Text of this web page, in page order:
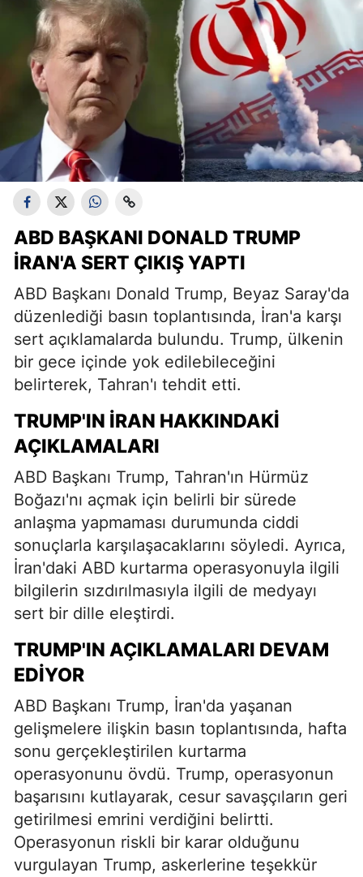
ABD BAŞKANI DONALD TRUMP
İRAN'A SERT ÇIKIŞ YAPTI
ABD Başkanı Donald Trump, Beyaz Saray'da
düzenlediği basın toplantısında, İran'a karşı
sert açıklamalarda bulundu. Trump, ülkenin
bir gece içinde yok edilebileceğini
belirterek, Tahran'ı tehdit etti.
TRUMP'IN İRAN HAKKINDAKI
AÇIKLAMALARI
ABD Başkanı Trump, Tahran'ın Hürmüz
Boğazı'nı açmak için belirli bir sürede
anlaşma yapmaması durumunda ciddi
sonuçlarla karşılaşacaklarını söyledi. Ayrıca,
İran'daki ABD kurtarma operasyonuyla ilgili
bilgilerin sızdırılmasıyla ilgili de medyayı
sert bir dille eleştirdi.
TRUMP'IN AÇIKLAMALARI DEVAM
EDIYOR
ABD Başkanı Trump, İran'da yaşanan
gelişmelere ilişkin basın toplantısında, hafta
sonu gerçekleştirilen kurtarma
operasyonunu övdü. Trump, operasyonun
başarısını kutlayarak, cesur savaşçıların geri
getirilmesi emrini verdiğini belirtti.
Operasyonun riskli bir karar olduğunu
vurgulayan Trump, askerlerine teşekkür